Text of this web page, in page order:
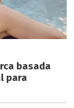
basada
para